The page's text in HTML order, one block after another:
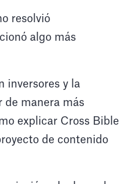
resolvió
algo más
inversores y la
de manera más
explicar Cross Bible
de contenido